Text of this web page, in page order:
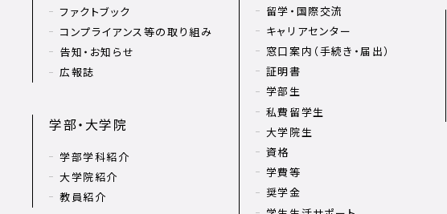
ファクトブック
コンプライアンス等の取り組み
告知・お知らせ
広報誌
学部・大学院
学部学科紹介
大学院紹介
教員紹介
留学・国際交流
キャリアセンター
窓口案内（手続き・届出）
証明書
学部生
私費留学生
大学院生
資格
学費等
奨学金